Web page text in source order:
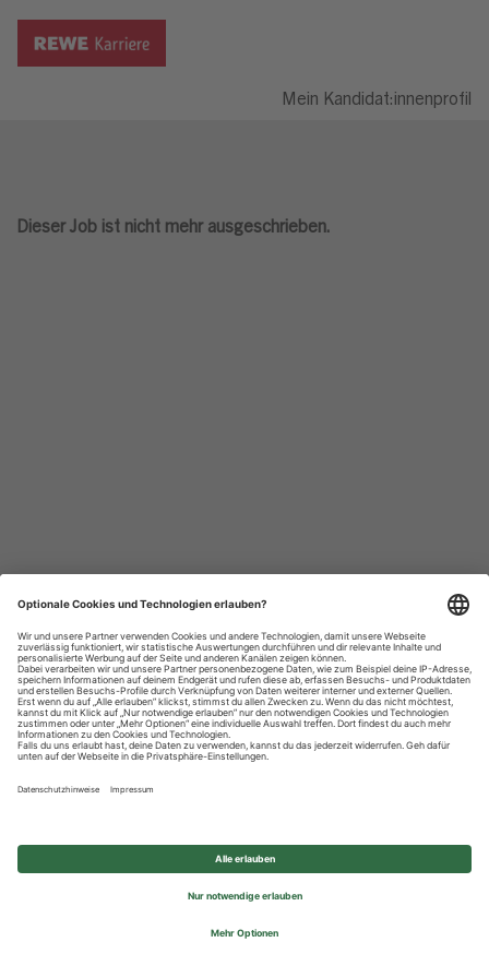
Mein Kandidat:innenprofil
Dieser Job ist nicht mehr ausgeschrieben.
Datenschutzhinweise
Impressum
Privatsphäre-Einstellungen
© 2026 REWE Group - All rights reserved